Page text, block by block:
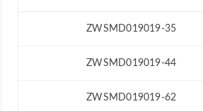
ZWSMD019019-35
ZWSMD019019-44
ZWSMD019019-62